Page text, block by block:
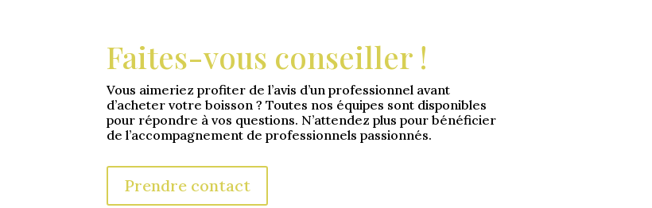
Faites-vous conseiller !
Vous aimeriez profiter de l’avis d’un professionnel avant
d’acheter votre boisson ? Toutes nos équipes sont disponibles
pour répondre à vos questions. N’attendez plus pour bénéficier
de l’accompagnement de professionnels passionnés.
Prendre contact